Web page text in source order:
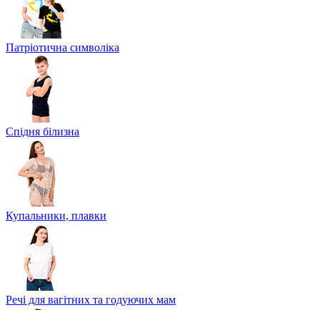
Патріотична символіка
Спідня білизна
Купальники, плавки
Речі для вагітних та годуючих мам